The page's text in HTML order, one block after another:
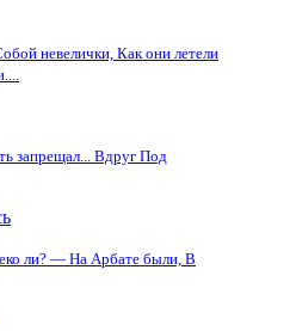
невелички, Как они летели
запрещал... Вдруг Под
ли? — На Арбате были, В